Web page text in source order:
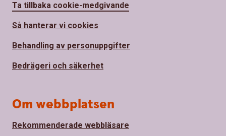
Ta tillbaka cookie-medgivande
Så hanterar vi cookies
Behandling av personuppgifter
Bedrägeri och säkerhet
Om webbplatsen
Rekommenderade webbläsare